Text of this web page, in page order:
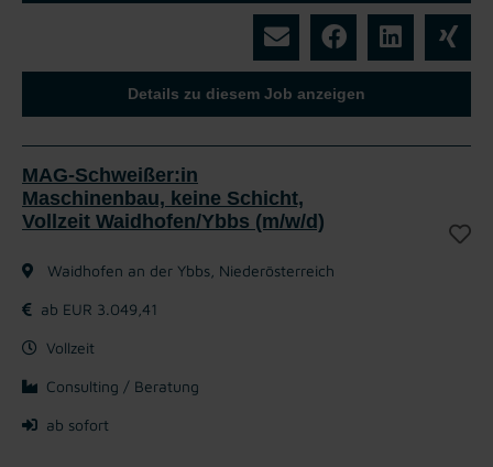
Details zu diesem Job anzeigen
MAG-Schweißer:in
Maschinenbau, keine Schicht,
Vollzeit Waidhofen/Ybbs (m/w/d)
Waidhofen an der Ybbs, Niederösterreich
ab EUR 3.049,41
Vollzeit
Consulting / Beratung
ab sofort